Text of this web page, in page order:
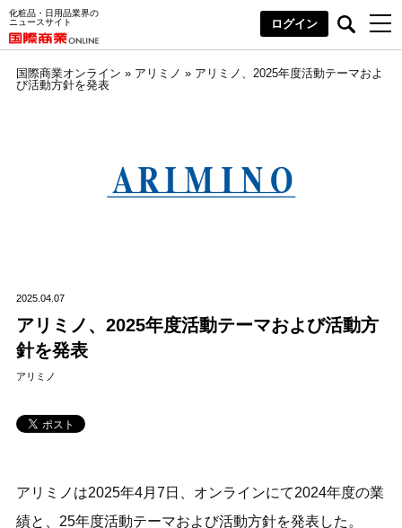
化粧品・日用品業界の
ニュースサイト
ログイン
国際商業オンライン » アリミノ » アリミノ、2025年度活動テーマおよ
び活動方針を発表
2025.04.07
アリミノ、2025年度活動テーマおよび活動方
針を発表
アリミノ
アリミノは2025年4月7日、オンラインにて2024年度の業
績と、25年度活動テーマおよび活動方針を発表した。